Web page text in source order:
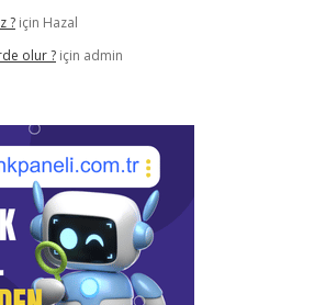
? için Hazal
olur ? için admin